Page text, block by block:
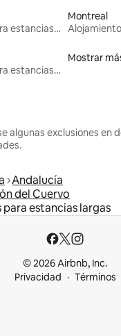
Alojamientos para estancias largas
Montreal
Alojamientos para estancias largas
Mostrar
algunas exclusiones en
Andalucía
del Cuervo
estancias largas
© 2026 Airbnb, Inc.
Privacidad
Términos